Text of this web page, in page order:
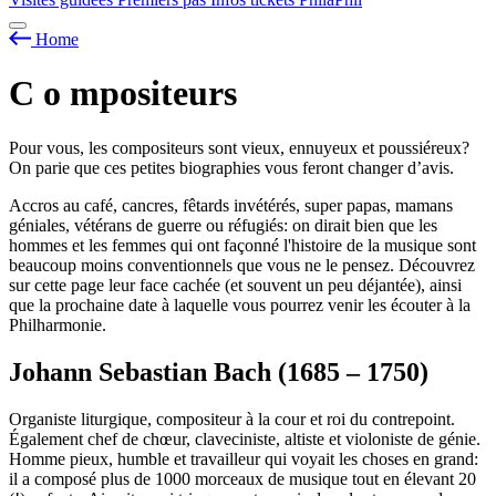
Home
C o mpositeurs
Pour vous, les compositeurs sont vieux, ennuyeux et poussiéreux?
On parie que ces petites biographies vous feront changer d’avis.
Accros au café, cancres, fêtards invétérés, super papas, mamans
géniales, vétérans de guerre ou réfugiés: on dirait bien que les
hommes et les femmes qui ont façonné l'histoire de la musique sont
beaucoup moins conventionnels que vous ne le pensez. Découvrez
sur cette page leur face cachée (et souvent un peu déjantée), ainsi
que la prochaine date à laquelle vous pourrez venir les écouter à la
Philharmonie.
Johann Sebastian Bach (1685 – 1750)
Organiste liturgique, compositeur à la cour et roi du contrepoint.
Également chef de chœur, claveciniste, altiste et violoniste de génie.
Homme pieux, humble et travailleur qui voyait les choses en grand:
il a composé plus de 1000 morceaux de musique tout en élevant 20